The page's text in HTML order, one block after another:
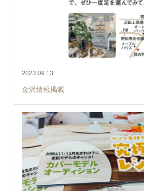
2023.09.13
金沢情報掲載